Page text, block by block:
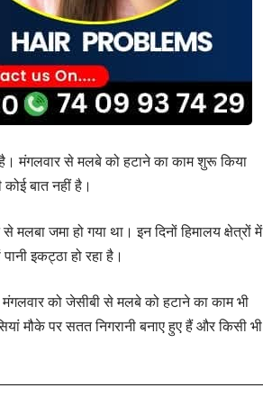
है। मंगलवार से मलबे को हटाने का काम शुरू किया
बात नहीं है।
जमा हो गया था। इन दिनों हिमालय क्षेत्रों में
इकट्ठा हो रहा है।
मंगलवार को जेसीबी से मलबे को हटाने का काम भी
मौके पर सतत निगरानी बनाए हुए हैं और किसी भी